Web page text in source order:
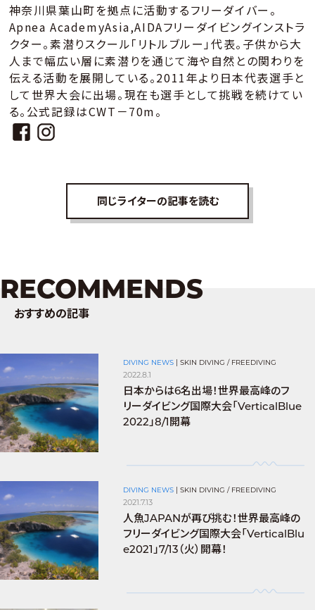
神奈川県葉山町を拠点に活動するフリーダイバー。
Apnea AcademyAsia,AIDAフリーダイビングインストラ
クター。素潜りスクール「リトルブルー」代表。子供から大
人まで幅広い層に素潜りを通じて海や自然との関わりを
伝える活動を展開している。2011年より日本代表選手と
して世界大会に出場。現在も選手として挑戦を続けてい
る。公式記録はCWT－70m。
同じライターの記事を読む
RECOMMENDS
おすすめの記事
DIVING NEWS |SKIN DIVING / FREEDIVING
2022.8.1
日本からは6名出場！世界最高峰のフ
リーダイビング国際大会「VerticalBlue
2022」8/1開幕
DIVING NEWS |SKIN DIVING / FREEDIVING
2021.7.13
人魚JAPANが再び挑む！世界最高峰の
フリーダイビング国際大会「VerticalBlu
e2021」7/13（火）開幕！